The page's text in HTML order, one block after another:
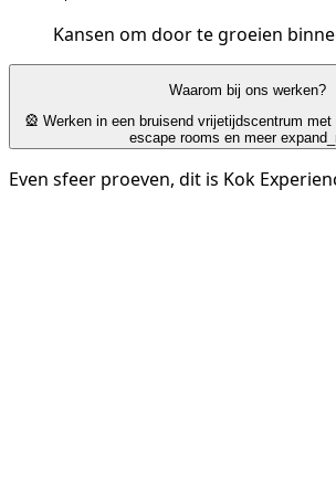
Kansen om door te groeien
Waarom bij ons werken?
🎡 Werken in een bruisend vrijetijdscentrum
escape rooms en meer
Even sfeer proeven, dit is Kok